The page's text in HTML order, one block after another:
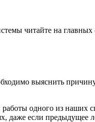
читайте на
выяснить
одного из наших
даже если предыдущее